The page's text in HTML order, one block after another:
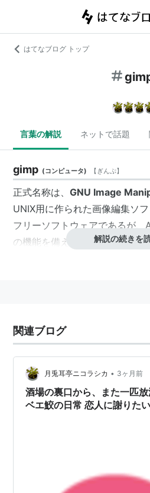
はてなブログ トップ
言葉の解説 ネットで話題
gimp (コンピュータ) 【ぎんぷ】
正式名称は、GNU Image
UNIX用に作られた画像編集ソフ
フリーソフトウェアであるが
の機能を備えているとも言われ
るようになってきている。
*1
:お手軽なgimp.app
解説の続きを
関連ブログ
月兎耳亭ニコラシカ • 3ヶ月前
酒場の裏口から、また一匹
ベエ鮫の日常 恋人に謝りた